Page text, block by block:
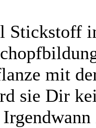
Stickstoff
mit
sie Dir